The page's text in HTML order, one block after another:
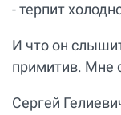
- терпит
И что он
примитив. Мне
Сергей